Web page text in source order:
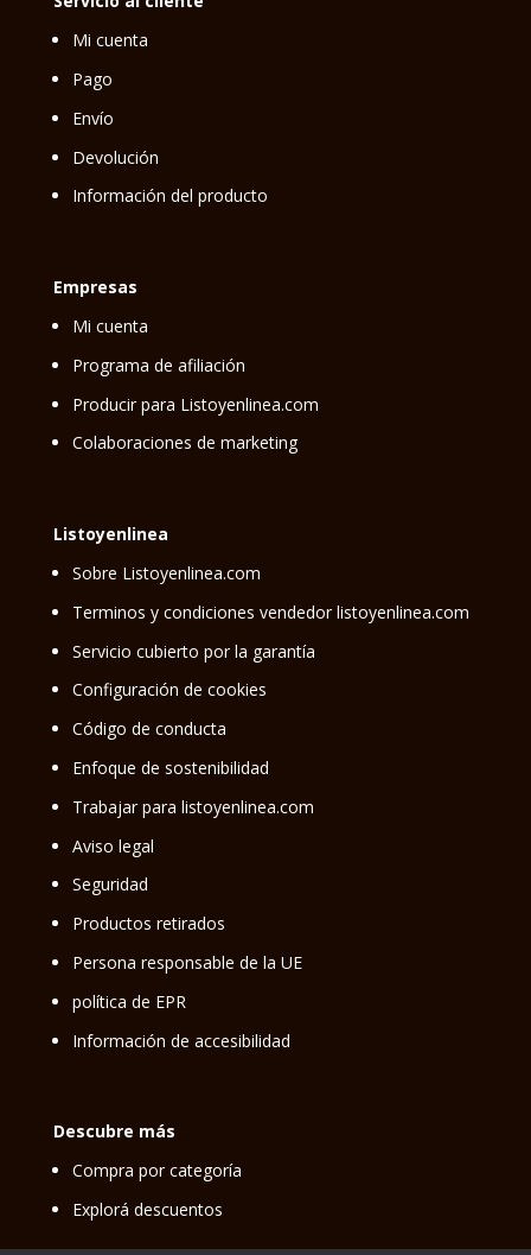
Mi cuenta
Pago
Envío
Devolución
Información del producto
Empresas
Mi cuenta
Programa de afiliación
Producir para Listoyenlinea.com
Colaboraciones de marketing
Listoyenlinea
Sobre Listoyenlinea.com
Terminos y condiciones vendedor listoyenlinea.com
Servicio cubierto por la garantía
Configuración de cookies
Código de conducta
Enfoque de sostenibilidad
Trabajar para listoyenlinea.com
Aviso legal
Seguridad
Productos retirados
Persona responsable de la UE
política de EPR
Información de accesibilidad
Descubre más
Compra por categoría
Explorá descuentos